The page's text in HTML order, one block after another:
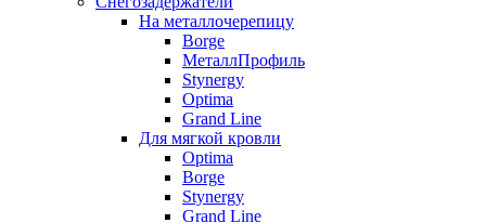
На металлочерепицу
Borge
МеталлПрофиль
Stynergy
Optima
Grand Line
Для мягкой кровли
Optima
Borge
Stynergy
Grand Line